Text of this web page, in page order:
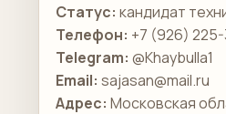
Статус: кандидат
Телефон: +7 (926)
Telegram: @Khaybulla1
Email: sajasan@mail.ru
Адрес: Московская